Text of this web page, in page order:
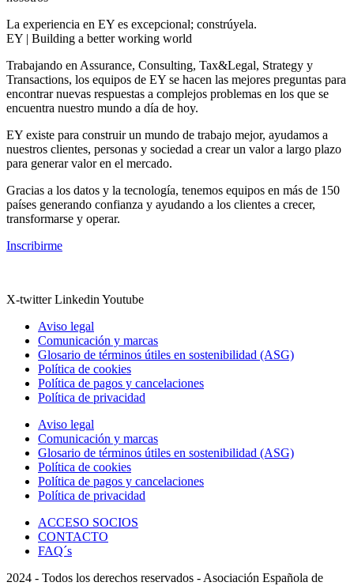
La experiencia en EY es excepcional; constrúyela.
EY | Building a better working world
Trabajando en Assurance, Consulting, Tax&Legal, Strategy y
Transactions, los equipos de EY se hacen las mejores preguntas para
encontrar nuevas respuestas a complejos problemas en los que se
encuentra nuestro mundo a día de hoy.
EY existe para construir un mundo de trabajo mejor, ayudamos a
nuestros clientes, personas y sociedad a crear un valor a largo plazo
para generar valor en el mercado.
Gracias a los datos y la tecnología, tenemos equipos en más de 150
países generando confianza y ayudando a los clientes a crecer,
transformarse y operar.
Inscribirme
X-twitter Linkedin Youtube
Aviso legal
Comunicación y marcas
Glosario de términos útiles en sostenibilidad (ASG)
Política de cookies
Política de pagos y cancelaciones
Política de privacidad
Aviso legal
Comunicación y marcas
Glosario de términos útiles en sostenibilidad (ASG)
Política de cookies
Política de pagos y cancelaciones
Política de privacidad
ACCESO SOCIOS
CONTACTO
FAQ´s
2024 - Todos los derechos reservados - Asociación Española de